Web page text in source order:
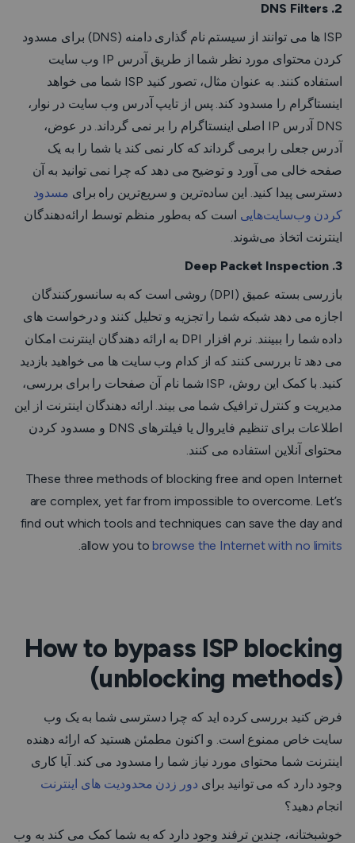
2. DNS Filters
ISP ها می توانند از سیستم نام گذاری دامنه (DNS) برای مسدود
کردن محتوای مورد نظر شما از طریق آدرس IP وب سایت
استفاده کنند. به عنوان مثال، تصور کنید ISP شما می خواهد
اینستاگرام را مسدود کند. پس از تایپ آدرس وب سایت در نوار،
DNS آدرس IP اصلی اینستاگرام را بر نمی گرداند. در عوض،
آدرس جعلی را برمی گرداند که کار نمی کند یا شما را به یک
صفحه خالی می آورد و توضیح می دهد که چرا نمی توانید به آن
دسترسی پیدا کنید. این ساده‌ترین و سریع‌ترین راه برای مسدود
کردن وب‌سایت‌هایی است که به‌طور منظم توسط ارائه‌دهندگان
اینترنت اتخاذ می‌شوند.
3. Deep Packet Inspection
بازرسی بسته عمیق (DPI) روشی است که به سانسورکنندگان
اجازه می دهد شبکه شما را تجزیه و تحلیل کنند و درخواست های
داده شما را ببینند. نرم افزار DPI به ارائه دهندگان اینترنت امکان
می دهد تا بررسی کنند که از کدام وب سایت ها می خواهید بازدید
کنید. با کمک این روش، ISP شما نام آن صفحات را برای بررسی،
مدیریت و کنترل ترافیک شما می بیند. ارائه دهندگان اینترنت از این
اطلاعات برای تنظیم فایروال یا فیلترهای DNS و مسدود کردن
محتوای آنلاین استفاده می کنند.
These three methods of blocking free and open Internet
are complex, yet far from impossible to overcome. Let’s
find out which tools and techniques can save the day and
allow you tobrowse the Internet with no limits
.
How to bypass ISP blocking
(unblocking methods)
فرض کنید بررسی کرده اید که چرا دسترسی شما به یک وب
سایت خاص ممنوع است. و اکنون مطمئن هستید که ارائه دهنده
اینترنت شما محتوای مورد نیاز شما را مسدود می کند. آیا کاری
وجود دارد که می توانید برای دور زدن محدودیت های اینترنت
انجام دهید؟
خوشبختانه، چندین ترفند وجود دارد که به شما کمک می کند به وب